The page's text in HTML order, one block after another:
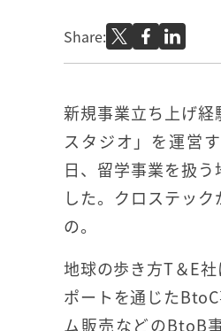
Share:
新規事業立ち上げ
スタジオ」を運営
日、留学事業を扱
した。クロステッ
の。
地球の歩き方T＆E
ポートを通じた
ム販売などのBtoB